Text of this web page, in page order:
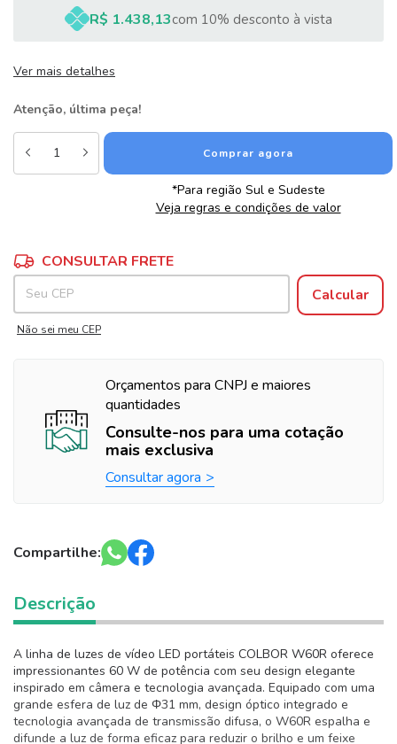
R$ 1.438,13com 10% desconto à vista
Ver mais detalhes
Atenção, última peça!
*Para região Sul e Sudeste
Veja regras e condições de valor
Entregas para o CEP:
CONSULTAR FRETE
Calcular
Não sei meu CEP
Orçamentos para CNPJ e maiores
quantidades
Consulte-nos para uma cotação
mais exclusiva
Consultar agora
Compartilhe:
Descrição
A linha de luzes de vídeo LED portáteis COLBOR W60R oferece
impressionantes 60 W de potência com seu design elegante
inspirado em câmera e tecnologia avançada. Equipado com uma
grande esfera de luz de Φ31 mm, design óptico integrado e
tecnologia avançada de transmissão difusa, o W60R espalha e
difunde a luz de forma eficaz para reduzir o brilho e um feixe